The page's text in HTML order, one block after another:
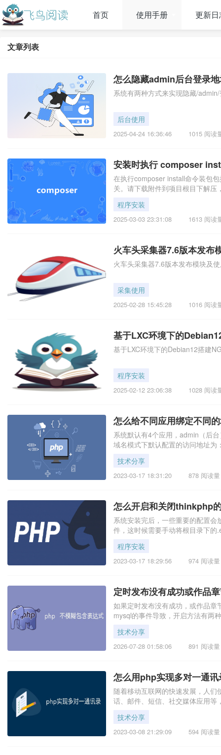
首页 使用手册 更新日
文章列表
怎么隐藏admin后台登录
系统有两种方式来实现隐藏/
后台使用
2025-04-24 16:36:46 1015 阅读
安装时执行 composer
在执行composer install命令装包
关。请下载附件到项目根目下解压
程序安装
2025-03-03 23:31:08 1613 阅读
火车头采集器7.6版本发布
火车头采集器7.6版本发布模块及
采集使用
2025-02-28 15:45:28 1016 阅读
基于LXC环境下的
基于LXC环境下的Debian12搭建
程序安装
2025-02-12 23:06:38 1028 阅读
怎么给不同应用绑定不同
系统默认有4个应用，admin（后
域名模式下默认配置的访问地址
技术分享
2023-03-17 18:31:20 878 阅读量
怎么开启和关闭thinkphp
系统安装完后，一些重要的配置
件，这时候需要手动将根目录下
程序安装
2023-03-17 18:29:56 974 阅读量
定时发布没有成功或作品
如果定时发布没有成功，或作品
mysql的事件导致，开启方法有两
技术分享
2026-07-28 01:58:06 891 阅读量
怎么用php实现多对一通讯
随着移动互联网的快速发展，人
话、邮件、短信、社交媒体应用
技术分享
2023-03-08 21:29:09 594 阅读量